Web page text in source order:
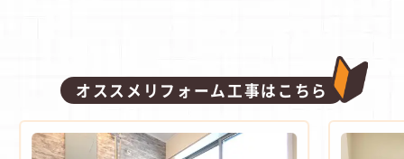
オススメリフォーム工事はこちら